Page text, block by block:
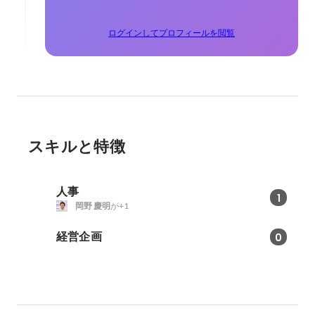
ログインしてプロフィールを閲覧
スキルと特徴
人事 1
岡野 慶明 が+1
経営企画 0